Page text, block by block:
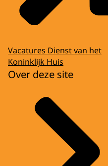
Vacatures Dienst van het
Koninklijk Huis
Over deze site